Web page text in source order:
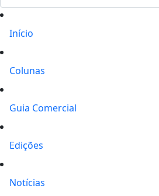
Início
Colunas
Guia Comercial
Edições
Notícias